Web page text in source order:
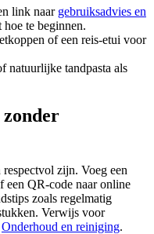
link naar gebruiksadvies en
hoe te beginnen.
of een reis-etui voor
natuurlijke tandpasta als
zijn. Voeg een
een QR-code naar online
zoals regelmatig
Verwijs voor
Onderhoud en reiniging.